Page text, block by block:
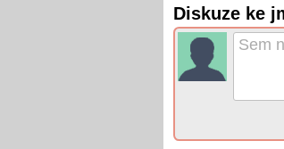
Diskuze ke